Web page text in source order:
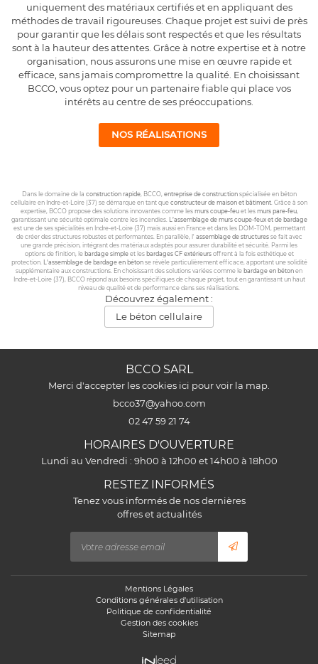
uniquement des matériaux certifiés et en appliquant des
méthodes de travail rigoureuses. Chaque projet est suivi de près
pour garantir que les délais sont respectés et que les résultats
sont à la hauteur des attentes. Grâce à notre expertise et à notre
organisation, nous assurons une mise en œuvre rapide et
efficace, sans jamais compromettre la qualité. En choisissant
BCCO, vous optez pour un partenaire fiable qui place vos
intérêts au centre de ses préoccupations.
NOS RÉALISATIONS
Dans le domaine de la construction rapide, BCCO, entreprise de constructionspécialisée en béton
cellulaire en Indre-et-Loire (37) se démarque en tant que constructeur de maison et bâtiment . Grâce à son
expertise, BCCO propose des solutions innovantes comme les murs coupe-feuet les murs pare-feu,
garantissant une sécurité optimale contre les incendies.
L’assemblage de murs coupe-feux et de bardage
est une de ses spécialités en Indre-et-Loire (37) mais aussi en France et dans les DOM-TOM, permettant
de créer des structures robustes et performantes. En parallèle, l' assemblage de structuresse fait avec
une grande précision, intégrant des matériaux adaptés pour assurer durabilité et sécurité. Parmi les
options de finition, le bardage simpleet les bardages CF extérieursoffrent à la fois esthétique et
protection.
L'assemblage de bardage en bétonse révèle particulièrement efficace, apportant une solidité
supplémentaire aux constructions. En choisissant des solutions variées comme le bardage en béton en
Indre-et-Loire (37), BCCO répond aux besoins spécifiques de chaque projet, tout en garantissant un haut
niveau de qualité et de performance dans ses réalisations.
Découvrez également :
Le béton cellulaire
BCCO SARL
Merci d'accepter les cookies ici pour voir la map.
02 47 59 21 74
HORAIRES D'OUVERTURE
Lundi au Vendredi : 9h00 à 12h00 et 14h00 à 18h00
RESTEZ INFORMÉS
Tenez vous informés de nos dernières
offres et actualités
Mentions Légales
Conditions générales d'utilisation
Politique de confidentialité
Gestion des cookies
Sitemap